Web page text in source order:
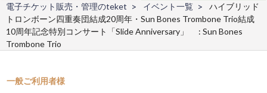
電子チケット販売・管理のteket イベント一覧
ハイブリッド
トロンボーン四重奏団結成20周年・Sun Bones Trombone Trio結成
10周年記念特別コンサート「Slide Anniversary」 : Sun Bones
Trombone Trio
一般ご利用者様